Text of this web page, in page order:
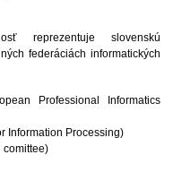
reprezentuje slovenskú
federáciách informatických
Professional Informatics
Information Processing)
comittee)